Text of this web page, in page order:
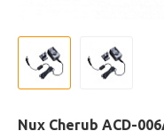
Nux Cherub ACD-